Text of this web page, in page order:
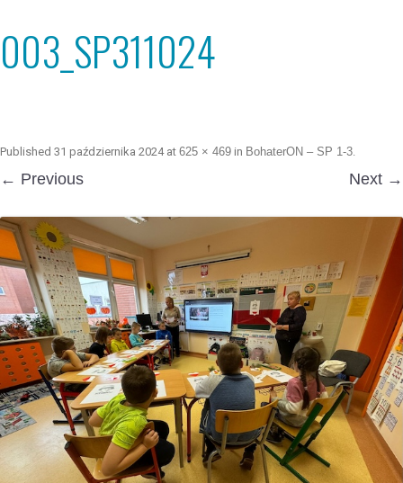
003_SP311024
Published 31 października 2024at 625 × 469 in BohaterON – SP 1-3.
← Previous Next →